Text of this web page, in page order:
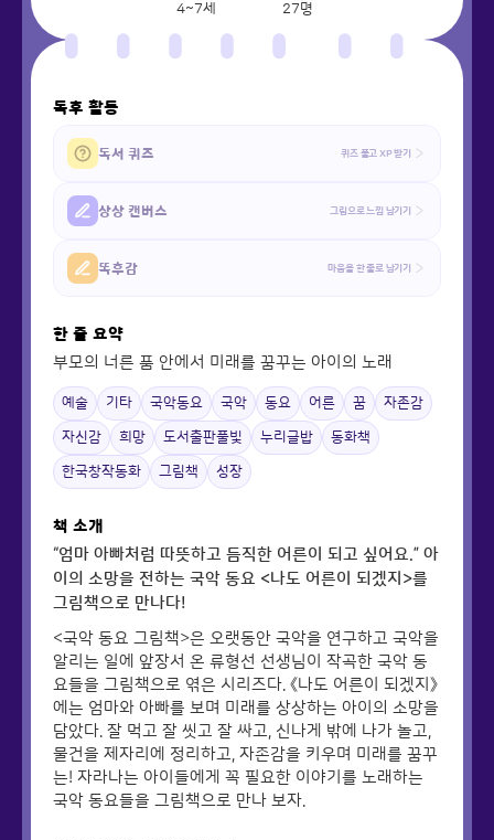
4~7세
27명
독후 활동
독서 퀴즈 퀴즈 풀고 XP 받기
상상 캔버스 그림으로 느낌 남기기
똑후감 마음을 한 줄로 남기기
한 줄 요약
부모의 너른 품 안에서 미래를 꿈꾸는 아이의 노래
예술 기타 국악동요 국악 동요 어른 꿈 자존감
자신감 희망 도서출판풀빛 누리글밥 동화책
한국창작동화 그림책 성장
책 소개
“엄마 아빠처럼 따뜻하고 듬직한 어른이 되고 싶어요.” 아
이의 소망을 전하는 국악 동요 <나도 어른이 되겠지>를
그림책으로 만나다!
<국악 동요 그림책>은 오랫동안 국악을 연구하고 국악을
알리는 일에 앞장서 온 류형선 선생님이 작곡한 국악 동
요들을 그림책으로 엮은 시리즈다. 《나도 어른이 되겠지》
에는 엄마와 아빠를 보며 미래를 상상하는 아이의 소망을
담았다. 잘 먹고 잘 씻고 잘 싸고, 신나게 밖에 나가 놀고,
물건을 제자리에 정리하고, 자존감을 키우며 미래를 꿈꾸
는! 자라나는 아이들에게 꼭 필요한 이야기를 노래하는
국악 동요들을 그림책으로 만나 보자.